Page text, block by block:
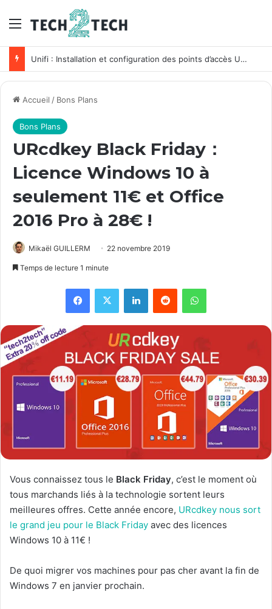
Menu
Windows Repair Toolbox : La boite à outils du Techos pour Windows
Accueil / Bons Plans
Bons Plans
URcdkey Black Friday：
Licence Windows 10 à
seulement 11€ et Office
2016 Pro à 28€ !
Mikaël GUILLERM 22 novembre 2019
Temps de lecture 1 minute
Facebook
X LinkedinReddit WhatsApp
Vous connaissez tous le Black Friday, c’est le moment où
tous marchands liés à la technologie sortent leurs
meilleures offres. Cette année encore, URcdkey nous sort
le grand jeu pour le Black Friday avec des licences
Windows 10 à 11€ !
De quoi migrer vos machines pour pas cher avant la fin de
Windows 7 en janvier prochain.